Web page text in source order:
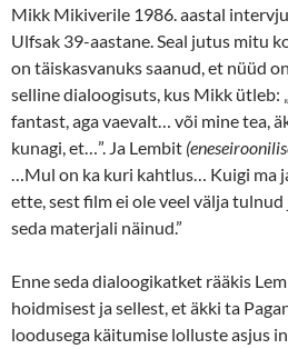
Mikk Mikiverile 1986. aastal
Ulfsak 39-aastane. Seal jutus mitu
on täiskasvanuks saanud, et nüüd
selline dialoogisuts, kus Mikk ütleb:
fantast, aga vaevalt… või mine tea,
kunagi, et…”. Ja Lembit
…Mul on ka kuri kahtlus… Kuigi ma
ette, sest film ei ole veel välja
seda materjali näinud.”
Enne seda dialoogikatket rääkis
hoidmisest ja sellest, et äkki ta
loodusega käitumise lolluste asjus